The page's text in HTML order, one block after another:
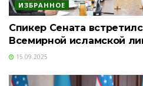
ИЗБРАННОЕ
Спикер Сената
Всемирной исламской
15.09.2025